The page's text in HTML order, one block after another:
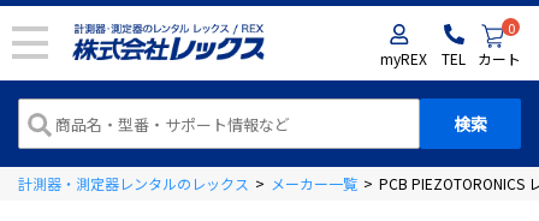
myREX TEL
0
カート
計測器・測定器レンタルのレックス > メーカー一覧 > PCB PIEZOTORONICS